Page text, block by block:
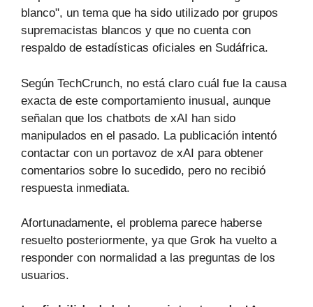
blanco", un tema que ha sido utilizado por grupos
supremacistas blancos y que no cuenta con
respaldo de estadísticas oficiales en Sudáfrica.
Según TechCrunch, no está claro cuál fue la causa
exacta de este comportamiento inusual, aunque
señalan que los chatbots de xAI han sido
manipulados en el pasado. La publicación intentó
contactar con un portavoz de xAI para obtener
comentarios sobre lo sucedido, pero no recibió
respuesta inmediata.
Afortunadamente, el problema parece haberse
resuelto posteriormente, ya que Grok ha vuelto a
responder con normalidad a las preguntas de los
usuarios.